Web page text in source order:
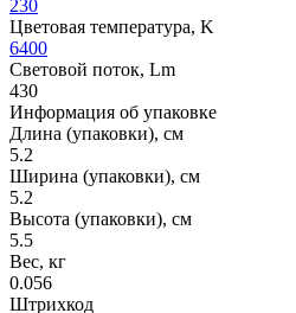
230
Цветовая температура, K
6400
Световой поток, Lm
430
Информация об упаковке
Длина (упаковки), см
5.2
Ширина (упаковки), см
5.2
Высота (упаковки), см
5.5
Вес, кг
0.056
Штрихкод